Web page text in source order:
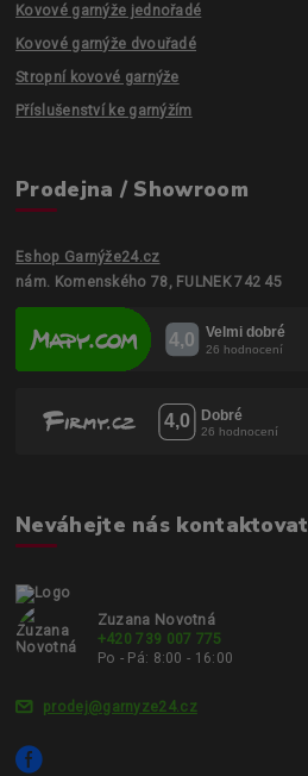
Kovové garnýže jednořadé
Kovové garnýže dvouřadé
Stropní kovové garnýže
Příslušenství ke garnýžím
Prodejna / Showroom
Eshop Garnýže24.cz
nám. Komenského 78, FULNEK 742 45
Neváhejte nás kontaktovat
Zuzana Novotná
+420 739 007 775
Po - Pá: 8:00 - 16:00
prodej@garnyze24.cz